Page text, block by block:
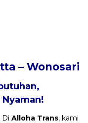
– Wonosari
Di Alloha Trans, kami